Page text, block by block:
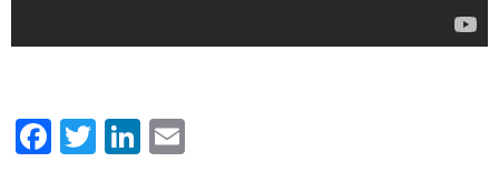
FacebookTwitter LinkedIn